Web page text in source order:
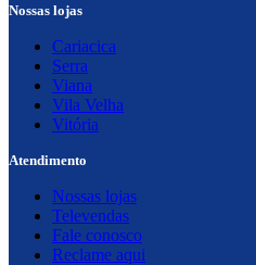
Nossas lojas
Cariacica
Serra
Viana
Vila Velha
Vitória
Atendimento
Nossas lojas
Televendas
Fale conosco
Reclame aqui